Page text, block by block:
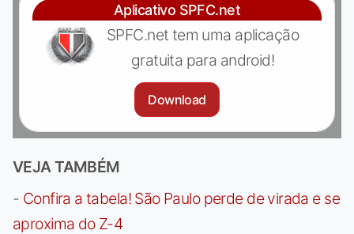
Aplicativo SPFC.net
SPFC.net tem uma aplicação
gratuita para android!
Download
VEJA TAMBÉM
- Confira a tabela! São Paulo perde de virada e se
aproxima do Z-4